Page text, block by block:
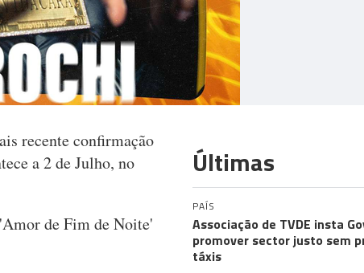
recente confirmação
a 2 de Julho, no
de Fim de Noite'
Últimas
PAÍS
Associação de TVDE insta
promover sector justo sem
táxis